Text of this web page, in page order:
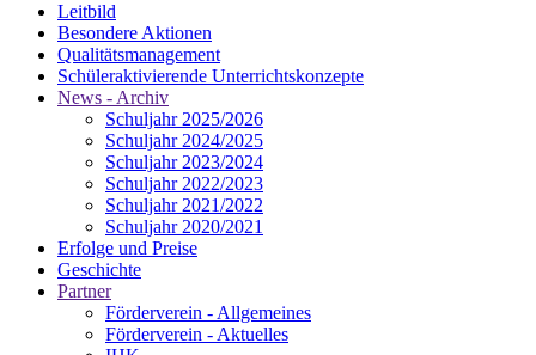
Leitbild
Besondere Aktionen
Qualitätsmanagement
Schüleraktivierende Unterrichtskonzepte
News - Archiv
Schuljahr 2025/2026
Schuljahr 2024/2025
Schuljahr 2023/2024
Schuljahr 2022/2023
Schuljahr 2021/2022
Schuljahr 2020/2021
Erfolge und Preise
Geschichte
Partner
Förderverein - Allgemeines
Förderverein - Aktuelles